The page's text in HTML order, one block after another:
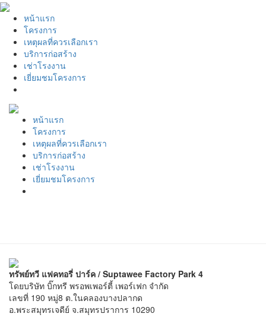
หน้าแรก
โครงการ
เหตุผลที่ควรเลือกเรา
บริการก่อสร้าง
เช่าโรงงาน
เยี่ยมชมโครงการ
หน้าแรก
โครงการ
เหตุผลที่ควรเลือกเรา
บริการก่อสร้าง
เช่าโรงงาน
เยี่ยมชมโครงการ
ทรัพย์ทวี แฟคทอรี่ ปาร์ค / Suptawee Factory Park 4
โดยบริษัท บิ๊กทรี พรอพเพอร์ตี้ เพอร์เฟก จำกัด
เลขที่ 190 หมู่8 ต.ในคลองบางปลากด
อ.พระสมุทรเจดีย์ จ.สมุทรปราการ 10290